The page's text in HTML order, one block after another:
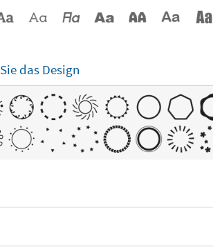
das Design